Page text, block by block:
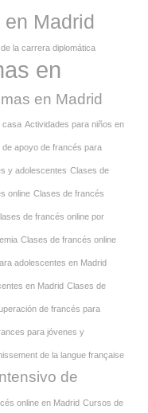
Madrid
la carrera diplomática
en
en Madrid
casa Actividades para niños en
de apoyo de francés para
y adolescentes Clases de
online Clases de francés
de francés online por
Clases de francés online
adolescentes en Madrid
en Madrid Clases de
de francés para
para jóvenes y
de la langue française
de
online en Madrid Cursos de